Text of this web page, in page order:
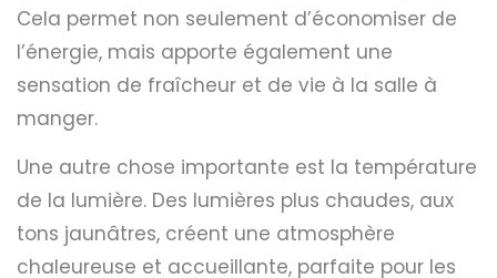
Cela permet non seulement d’économiser de
l’énergie, mais apporte également une
sensation de fraîcheur et de vie à la salle à
manger.
Une autre chose importante est la température
de la lumière. Des lumières plus chaudes, aux
tons jaunâtres, créent une atmosphère
chaleureuse et accueillante, parfaite pour les